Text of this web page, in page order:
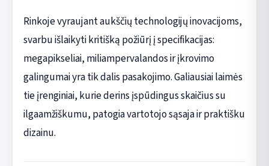
Rinkoje vyraujant aukščių technologijų inovacijoms,
svarbu išlaikyti kritišką požiūrį į specifikacijas:
megapikseliai, miliampervalandos ir įkrovimo
galingumai yra tik dalis pasakojimo. Galiausiai laimės
tie įrenginiai, kurie derins įspūdingus skaičius su
ilgaamžiškumu, patogia vartotojo sąsaja ir praktišku
dizainu.